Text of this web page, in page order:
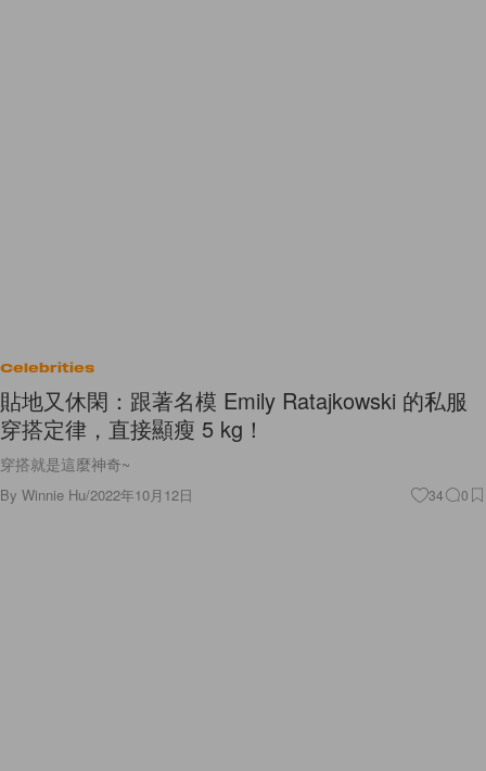
Celebrities
貼地又休閑：跟著名模 Emily Ratajkowski 的私服
穿搭定律，直接顯瘦 5 kg！
穿搭就是這麼神奇~
By Winnie Hu/2022年10月12日 34 0